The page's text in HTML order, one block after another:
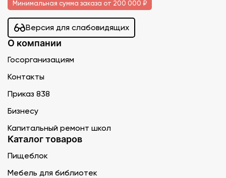
Минимальная сумма заказа от 200 000 ₽
Версия для слабовидящих
О компании
Госорганизациям
Контакты
Приказ 838
Бизнесу
Капитальный ремонт школ
Каталог товаров
Пищеблок
Мебель для библиотек